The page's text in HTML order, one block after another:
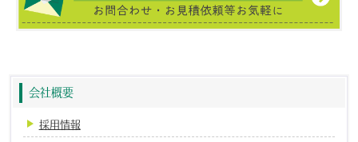
会社概要
採用情報